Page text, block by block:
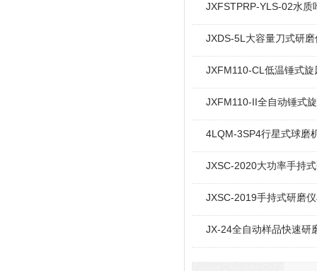
JXFSTPRP-YLS-02水质
JXDS-5L大容量刀式研磨
JXFM110-CL低温锤式旋
JXFM110-II全自动锤式
4LQM-3SP4行星式球磨
JXSC-2020大功率手持
JXSC-2019手持式研磨
JX-24全自动样品快速研